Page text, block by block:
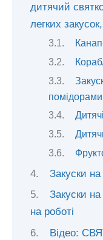
дитячий
легких
Закуски
Закуски
на роботі
Відео: